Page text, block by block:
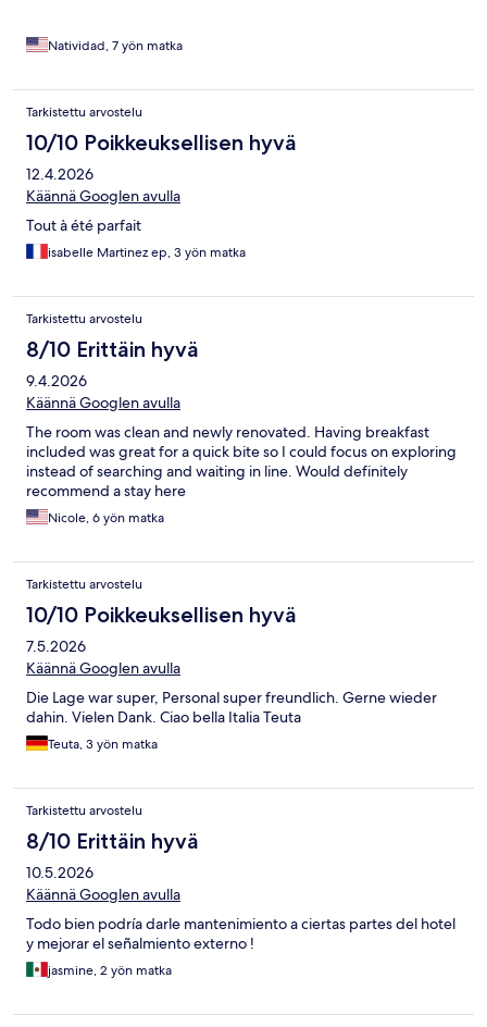
Natividad, 7 yön matka
Tarkistettu arvostelu
10/10 Poikkeuksellisen hyvä
12.4.2026
Käännä Googlen avulla
Tout à été parfait
isabelle Martinez ep, 3 yön matka
Tarkistettu arvostelu
8/10 Erittäin hyvä
9.4.2026
Käännä Googlen avulla
The room was clean and newly renovated. Having breakfast
included was great for a quick bite so I could focus on exploring
instead of searching and waiting in line. Would definitely
recommend a stay here
Nicole, 6 yön matka
Tarkistettu arvostelu
10/10 Poikkeuksellisen hyvä
7.5.2026
Käännä Googlen avulla
Die Lage war super, Personal super freundlich. Gerne wieder
dahin. Vielen Dank. Ciao bella Italia Teuta
Teuta, 3 yön matka
Tarkistettu arvostelu
8/10 Erittäin hyvä
10.5.2026
Käännä Googlen avulla
Todo bien podría darle mantenimiento a ciertas partes del hotel
y mejorar el señalmiento externo !
jasmine, 2 yön matka